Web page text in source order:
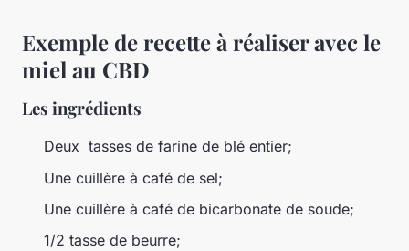
Exemple de recette à réaliser avec le
miel au CBD
Les ingrédients
Deux tasses de farine de blé entier;
Une cuillère à café de sel;
Une cuillère à café de bicarbonate de soude;
1/2 tasse de beurre;